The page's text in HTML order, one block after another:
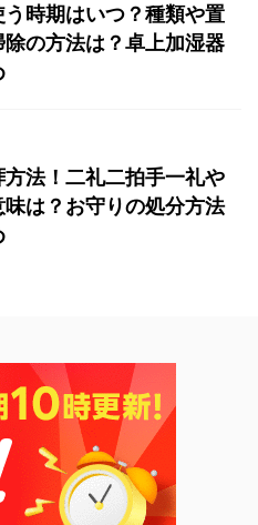
う時期はいつ？種類や置
除の方法は？卓上加湿器
法！二礼二拍手一礼や
味は？お守りの処分方法